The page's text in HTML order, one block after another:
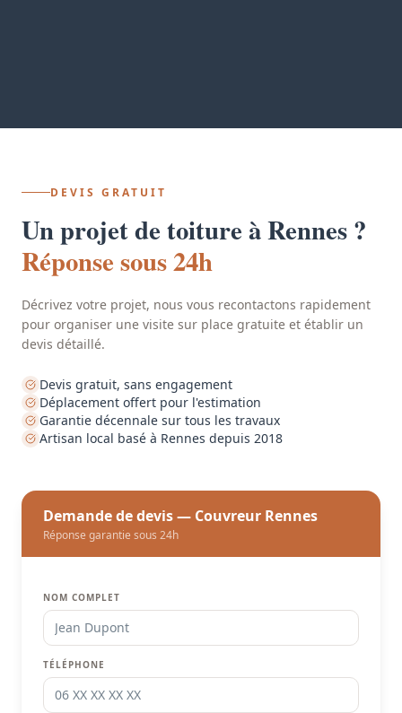
DEVIS GRATUIT
Un projet de toiture à Rennes ?
Réponse sous 24h
Décrivez votre projet, nous vous recontactons rapidement
pour organiser une visite sur place gratuite et établir un
devis détaillé.
Devis gratuit, sans engagement
Déplacement offert pour l'estimation
Garantie décennale sur tous les travaux
Artisan local basé à Rennes depuis 2018
Demande de devis — Couvreur Rennes
Réponse garantie sous 24h
NOM COMPLET
TÉLÉPHONE